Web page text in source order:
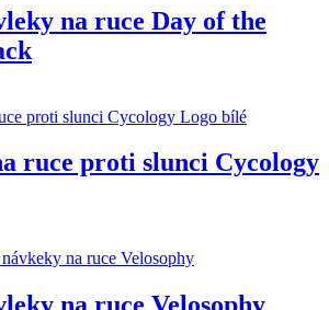
na ruce Day of the
ruce proti slunci Cycology